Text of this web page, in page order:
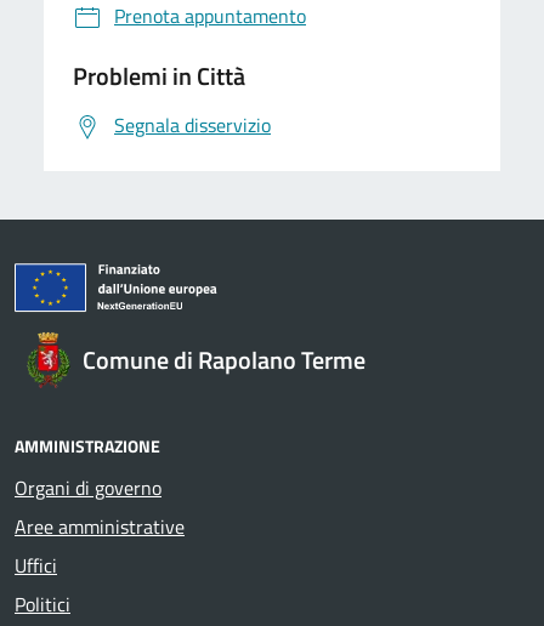
Prenota appuntamento
Problemi in Città
Segnala disservizio
Comune di Rapolano Terme
AMMINISTRAZIONE
Organi di governo
Aree amministrative
Uffici
Politici